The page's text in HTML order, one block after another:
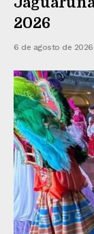
2026
6 de agosto de 2026